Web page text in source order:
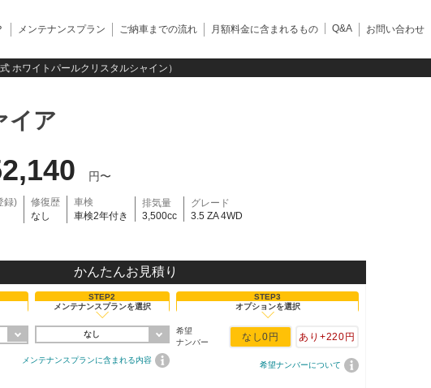
メンテナンスプラン ご納車までの流れ 月額料金に含まれるもの Q&A お問い合わせ
ホワイトパールクリスタルシャイン）
イア
円〜
録)
修復歴
なし
車検
車検2年付き
排気量
3,500cc
グレード
3.5 ZA 4WD
かんたんお見積り
STEP2
メンテナンスプランを選択
なし
メンテナンスプランに含まれる内容
STEP3
オプションを選択
希望
ナンバー
なし0円 あり +220円
希望ナンバーについて